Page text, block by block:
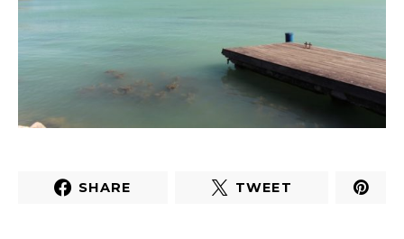
SHARE TWEET